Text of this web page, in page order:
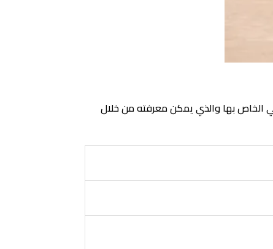
القبلي الخاص بها والذي يمكن معرفته من خلال